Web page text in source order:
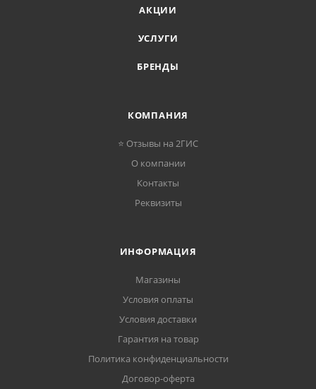
АКЦИИ
УСЛУГИ
БРЕНДЫ
КОМПАНИЯ
⭐ Отзывы на 2ГИС
О компании
Контакты
Реквизиты
ИНФОРМАЦИЯ
Магазины
Условия оплаты
Условия доставки
Гарантия на товар
Политика конфиденциальности
Договор-оферта